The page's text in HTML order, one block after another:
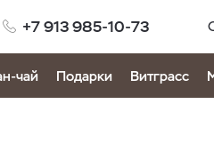
+7 913 985-10-73
чай Подарки Витграсс